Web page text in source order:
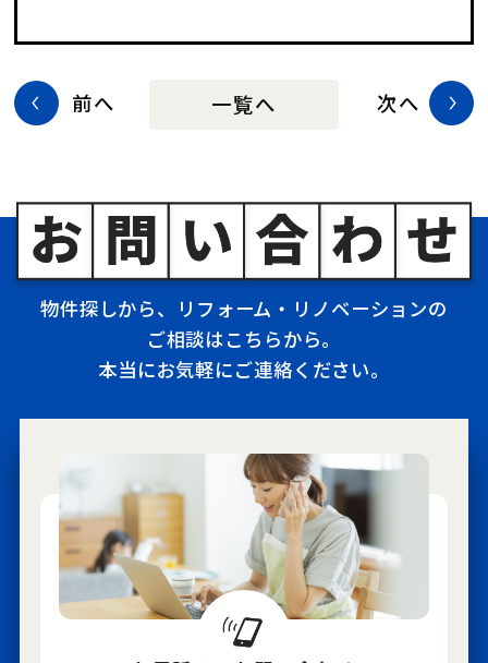
前へ 一覧へ 次へ
物件探しから、リフォーム・リノベーションの
ご相談はこちらから。
本当にお気軽にご連絡ください。